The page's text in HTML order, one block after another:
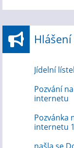
Jídelní
Pozvání
internetu
Pozvánka
internetu